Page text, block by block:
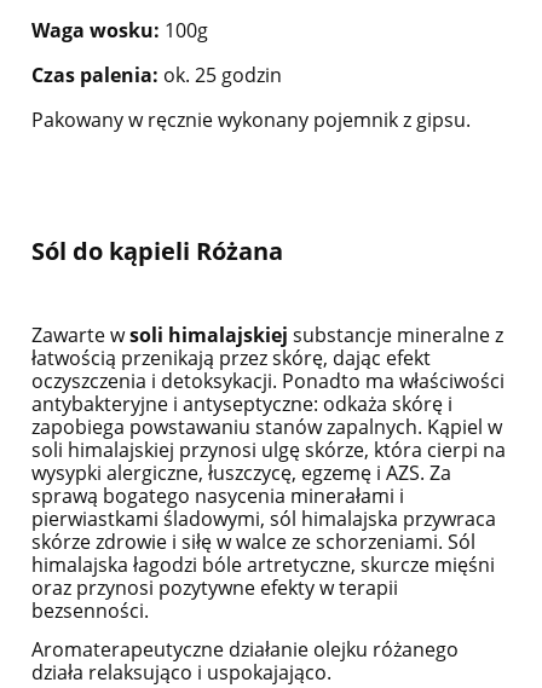
Waga wosku: 100g
Czas palenia: ok. 25 godzin
Pakowany w ręcznie wykonany pojemnik z gipsu.
Sól do kąpieli Różana
Zawarte wsoli himalajskiej substancje mineralne z
łatwością przenikają przez skórę, dając efekt
oczyszczenia i detoksykacji. Ponadto ma właściwości
antybakteryjne i antyseptyczne: odkaża skórę i
zapobiega powstawaniu stanów zapalnych. Kąpiel w
soli himalajskiej przynosi ulgę skórze, która cierpi na
wysypki alergiczne, łuszczycę, egzemę i AZS. Za
sprawą bogatego nasycenia minerałami i
pierwiastkami śladowymi, sól himalajska przywraca
skórze zdrowie i siłę w walce ze schorzeniami. Sól
himalajska łagodzi bóle artretyczne, skurcze mięśni
oraz przynosi pozytywne efekty w terapii
bezsenności.
Aromaterapeutyczne działanie olejku różanego
działa relaksująco i uspokajająco.